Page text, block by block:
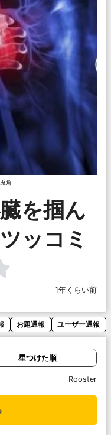
兎角
を掴ん
ッコミ
1年くらい前
お題通報 ユーザー通報
星つけた順
Rooster